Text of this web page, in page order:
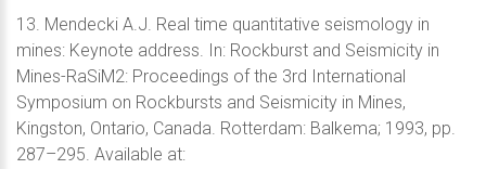
13. Mendecki A.J. Real time quantitative seismology in
mines: Keynote address. In: Rockburst and Seismicity in
Mines-RaSiM2: Proceedings of the 3rd International
Symposium on Rockbursts and Seismicity in Mines,
Kingston, Ontario, Canada. Rotterdam: Balkema; 1993, pp.
287–295. Available at: